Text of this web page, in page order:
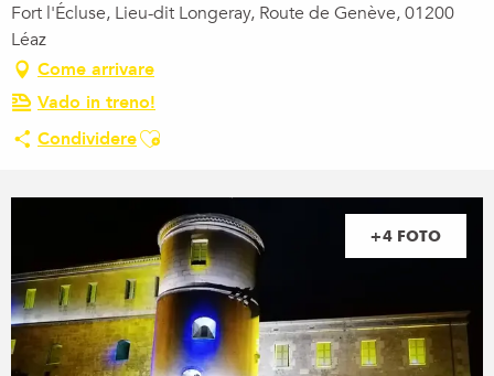
Fort l'Écluse, Lieu-dit Longeray, Route de Genève, 01200
Léaz
Come arrivare
Vado in treno!
CondividereAjouter aux favoris
+4 FOTO